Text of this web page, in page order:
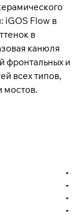
iGOS Flow в
в
канюля
фронтальных и
всех типов,
мостов.